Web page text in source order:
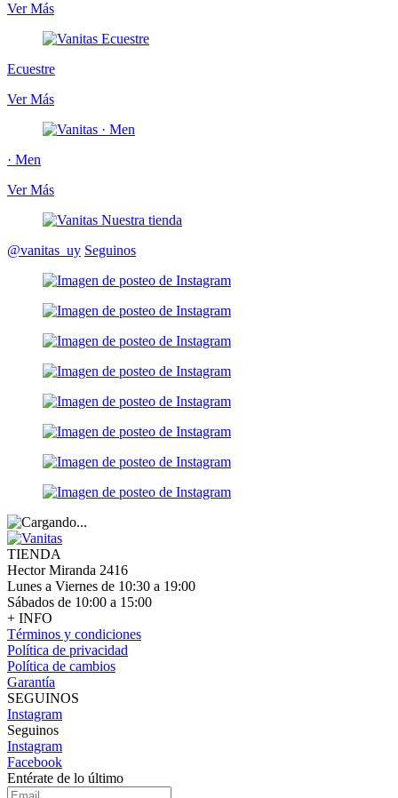
Ver Más
Ecuestre
Ver Más
· Men
Ver Más
@vanitas_uy Seguinos
TIENDA
Hector Miranda 2416
Lunes a Viernes de 10:30 a 19:00
Sábados de 10:00 a 15:00
+ INFO
Términos y condiciones
Política de privacidad
Política de cambios
Garantía
SEGUINOS
Instagram
Seguinos
Instagram
Facebook
Entérate de lo último